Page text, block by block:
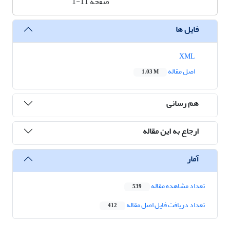
فایل ها
اصل مقاله
1.03 M
هم رسانی
ارجاع به این مقاله
آمار
تعداد مشاهده مقاله 539
تعداد دریافت فایل اصل مقاله 412